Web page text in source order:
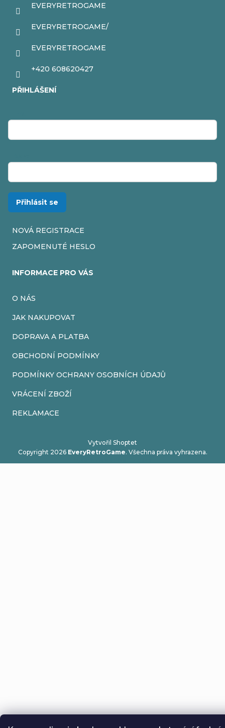
EVERYRETROGAME
EVERYRETROGAME/
EVERYRETROGAME
+420 608620427
PŘIHLÁŠENÍ
Přihlásit se
NOVÁ REGISTRACE
ZAPOMENUTÉ HESLO
INFORMACE PRO VÁS
O NÁS
JAK NAKUPOVAT
DOPRAVA A PLATBA
OBCHODNÍ PODMÍNKY
PODMÍNKY OCHRANY OSOBNÍCH ÚDAJŮ
VRÁCENÍ ZBOŽÍ
REKLAMACE
Vytvořil Shoptet
Copyright 2026 EveryRetroGame. Všechna práva vyhrazena.